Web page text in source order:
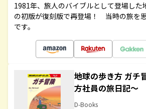
1981年、旅人のバイブルとして登場した
の初版が復刻版で再登場！ 当時の旅を
です。
地球の歩き方 ガチ
方社員の旅日記～
D-Books